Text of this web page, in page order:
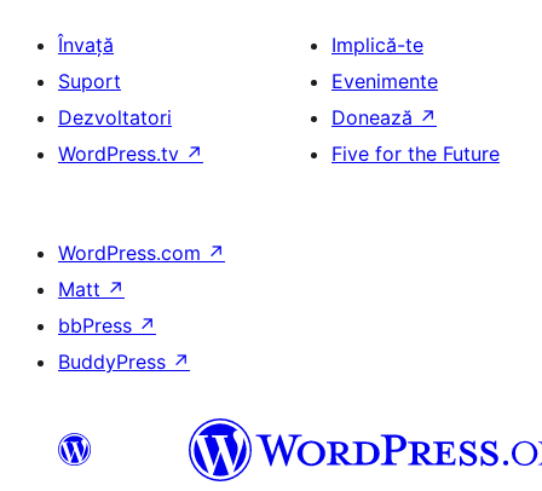
Învață
Suport
Dezvoltatori
WordPress.tv ↗
Implică-te
Evenimente
Donează ↗
Five for the Future
WordPress.com ↗
Matt ↗
bbPress ↗
BuddyPress ↗